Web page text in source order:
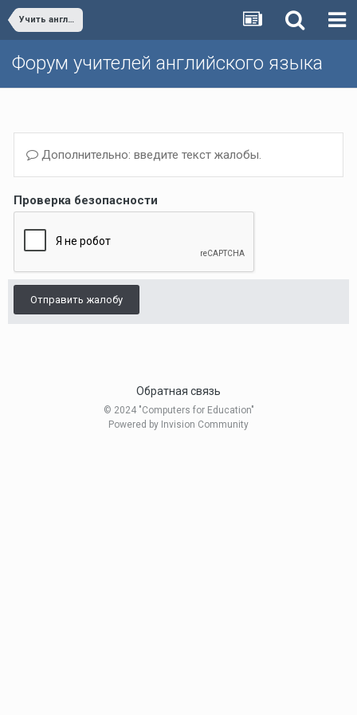
Учить английский язык с удовольствием
Форум учителей английского языка
Дополнительно: введите текст жалобы.
Проверка безопасности
Отправить жалобу
Обратная связь
© 2024 "Computers for Education"
Powered by Invision Community